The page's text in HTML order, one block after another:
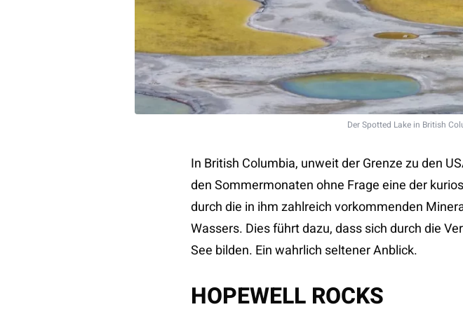
Der Spotted Lake in British
In British Columbia, unweit der Grenze zu den
den Sommermonaten ohne Frage eine der
durch die in ihm zahlreich vorkommenden
Wassers. Dies führt dazu, dass sich durch die
See bilden. Ein wahrlich seltener Anblick.
HOPEWELL ROCKS